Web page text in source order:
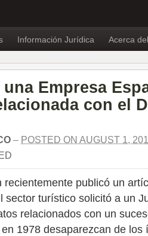
Información Jurídica Acerca
una Empresa
con el
– POSTED ON AUGUST 1,
recientemente publicó un
sector turístico solicitó a un
relacionados con un
1978 desaparezcan de los